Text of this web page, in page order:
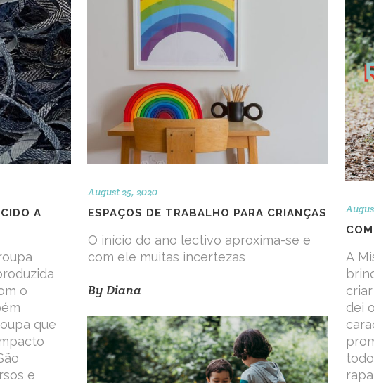
A
o
que
e
August 25, 2020
ESPAÇOS DE TRABALHO PARA CRIANÇAS
O início do ano lectivo aproxima-se e
com ele muitas incertezas
By Diana
A
dei